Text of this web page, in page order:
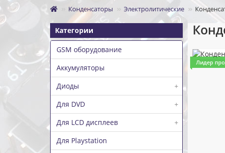
Конденсаторы Электролитические
Категории
GSM оборудование
Аккумуляторы
Диоды
+
Для DVD
+
Для LCD дисплеев
+
Для Playstation
Лидер